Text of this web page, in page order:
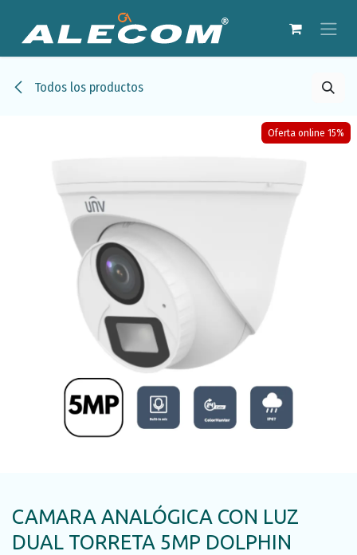
Todos los productos
Oferta online 15%
CAMARA ANALÓGICA CON LUZ
DUAL TORRETA 5MP DOLPHIN